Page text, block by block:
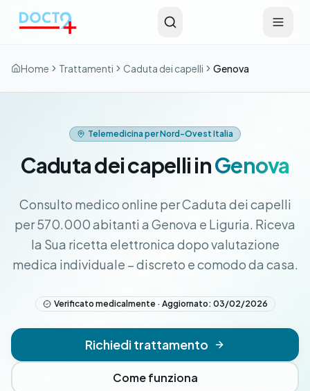
Home Trattamenti Caduta dei capelli Genova
Telemedicina per Nord-Ovest Italia
Caduta dei capelli inGenova
Consulto medico online per Caduta dei capelli
per 570.000 abitanti a Genova e Liguria. Riceva
la Sua ricetta elettronica dopo valutazione
medica individuale – discreto e comodo da casa.
Verificato medicalmente · Aggiornato: 03/02/2026
Richiedi trattamento
Come funziona